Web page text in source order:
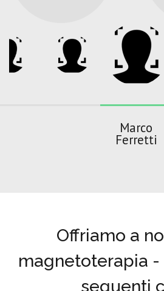
Marco
Ferretti
Offriamo a
magnetoterapia -
seguenti